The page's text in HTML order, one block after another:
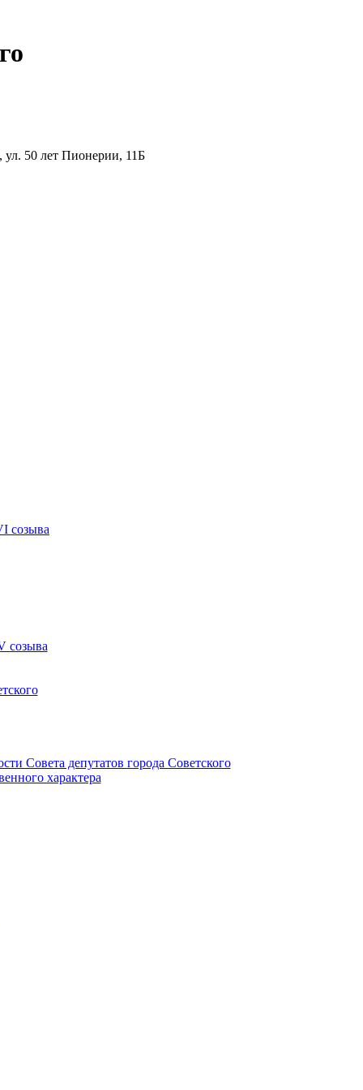
50 лет Пионерии, 11Б
созыва
созыва
Совета депутатов города Советского
характера